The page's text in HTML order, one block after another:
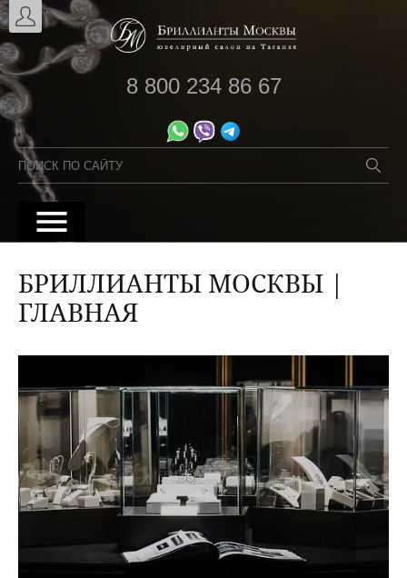
8 800 234 86 67
БРИЛЛИАНТЫ МОСКВЫ |
ГЛАВНАЯ